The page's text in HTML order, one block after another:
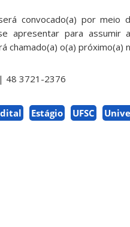
convocado(a) por
apresentar para assumir
chamado(a) o(a) próximo(a)
| 48 3721-2376
Estágio UFSC